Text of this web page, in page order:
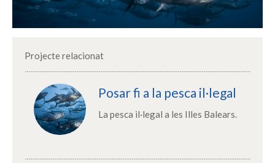
Projecte relacionat
Posar fi a la pesca il·legal
La pesca il·legal a les Illes Balears.